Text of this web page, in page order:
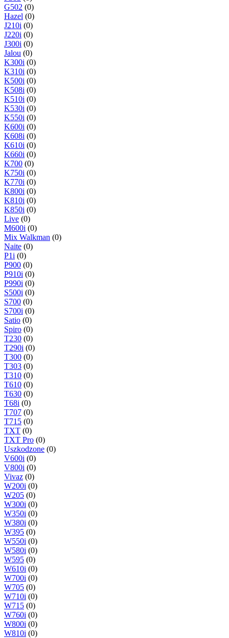
G502 (0)
Hazel (0)
J210i (0)
J220i (0)
J300i (0)
Jalou (0)
K300i (0)
K310i (0)
K500i (0)
K508i (0)
K510i (0)
K530i (0)
K550i (0)
K600i (0)
K608i (0)
K610i (0)
K660i (0)
K700 (0)
K750i (0)
K770i (0)
K800i (0)
K810i (0)
K850i (0)
Live (0)
M600i (0)
Mix Walkman (0)
Naite (0)
P1i (0)
P900 (0)
P910i (0)
P990i (0)
S500i (0)
S700 (0)
S700i (0)
Satio (0)
Spiro (0)
T230 (0)
T290i (0)
T300 (0)
T303 (0)
T310 (0)
T610 (0)
T630 (0)
T68i (0)
T707 (0)
T715 (0)
TXT (0)
TXT Pro (0)
Uszkodzone (0)
V600i (0)
V800i (0)
Vivaz (0)
W200i (0)
W205 (0)
W300i (0)
W350i (0)
W380i (0)
W395 (0)
W550i (0)
W580i (0)
W595 (0)
W610i (0)
W700i (0)
W705 (0)
W710i (0)
W715 (0)
W760i (0)
W800i (0)
W810i (0)